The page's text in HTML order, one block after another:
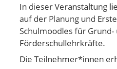
In dieser Veranstaltung
auf der Planung und
Schulmoodles für Grund-
Förderschullehrkräfte.
Die Teilnehmer*innen